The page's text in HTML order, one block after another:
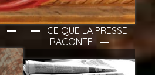
CE QUE LA PRESSE
RACONTE